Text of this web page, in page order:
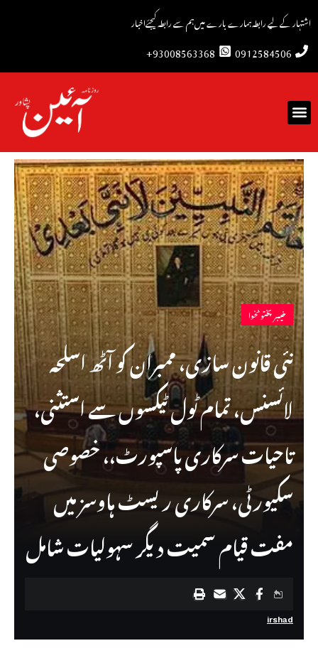
اشتہار کے لیے رابطہہمارے بارے میںہم سے رابطہ کیجئےاخبار
0912584506
93008563368+
خیبرپختونخوا
نئی قانون سازی، ممبران کو آٹھ اسلحہ
لائسنس، تمام ٹول ٹیکسوں سے استثنی،
تاحیات سرکاری پاسپورٹ،، خصوصی
سکیورٹی، سرکاری ریسٹ ہاوسز میں
مفت قیام سمیت دیگر سہولیات شامل
irshad